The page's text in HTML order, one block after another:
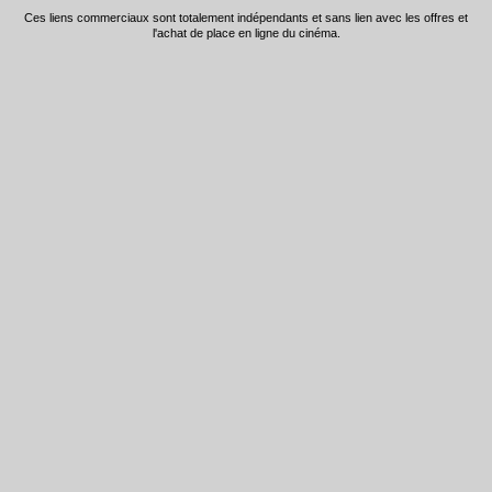
Ces liens commerciaux sont totalement indépendants et sans lien avec les offres et
l'achat de place en ligne du cinéma.